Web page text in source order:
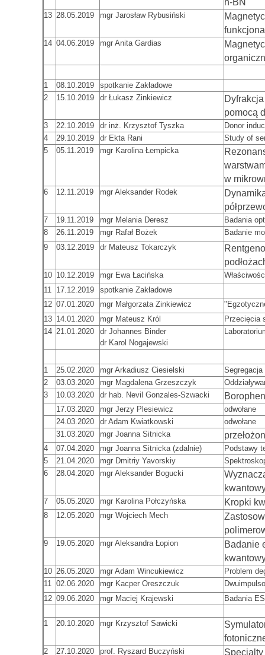
h-BN
13 28.05.2019 mgr Jarosław Rybusiński
14 04.06.2019 mgr Anita Gardias
1 08.10.2019
spotkanie Zakładowe
2
15.10.2019 dr Łukasz Zinkiewicz
pomocą
3 22.10.2019 dr inż. Krzysztof Tyszka
Donor
4
29.10.2019 dr Ekta Rani
Study of
5
05.11.2019 mgr Karolina Łempicka
w
6 12.11.2019 mgr Aleksander Rodek
7 19.11.2019 mgr Melania Deresz
Badania
8
26.11.2019 mgr Rafał Bożek
Badanie
9
03.12.2019 dr Mateusz Tokarczyk
10 10.12.2019 mgr Ewa Łacińska
11 17.12.2019
spotkanie Zakładowe
12 07.01.2020 mgr Małgorzata Zinkiewicz
13 14.01.2020 mgr Mateusz Król
Przecięcia
14 21.01.2020
dr Johannes Binder
dr Karol Nogajewski
1 25.02.2020 mgr Arkadiusz Ciesielski
2
03.03.2020 mgr Magdalena Grzeszczyk
3
10.03.2020 dr hab. Nevil Gonzales-Szwacki
17.03.2020 mgr Jerzy Plesiewicz
odwołane
24.03.2020
dr Adam Kwiatkowski
odwołane
31.03.2020
mgr Joanna Sitnicka
4 07.04.2020 mgr Joanna Sitnicka (zdalnie)
Podstawy
5
21.04.2020 mgr Dmitriy Yavorskiy
6
28.04.2020 mgr Aleksander Bogucki
7 05.05.2020 mgr Karolina Połczyńska Kropki
8 12.05.2020 mgr Wojciech Mech
9 19.05.2020 mgr Aleksandra Łopion
Badanie
10 26.05.2020 mgr Adam Wincukiewicz
Problem
11 02.06.2020 mgr Kacper Oreszczuk
12 09.06.2020 mgr Maciej Krajewski Badania
1 20.10.2020 mgr Krzysztof Sawicki
2 27.10.2020 prof. Ryszard Buczyński